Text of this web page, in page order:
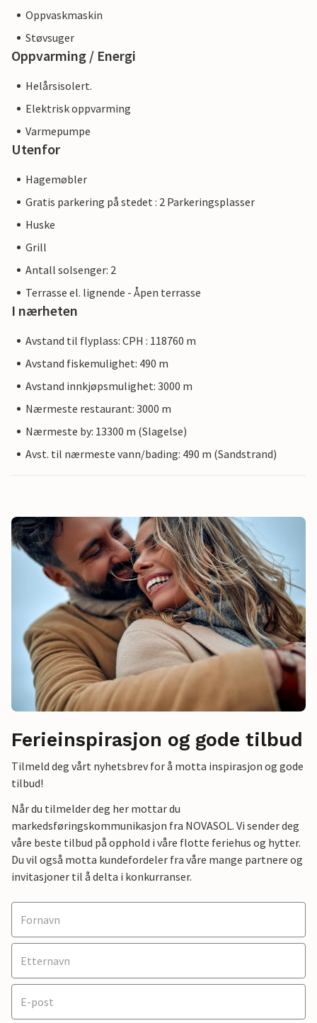
Oppvaskmaskin
Støvsuger
Oppvarming / Energi
Helårsisolert.
Elektrisk oppvarming
Varmepumpe
Utenfor
Hagemøbler
Gratis parkering på stedet : 2 Parkeringsplasser
Huske
Grill
Antall solsenger: 2
Terrasse el. lignende - Åpen terrasse
I nærheten
Avstand til flyplass: CPH : 118760 m
Avstand fiskemulighet: 490 m
Avstand innkjøpsmulighet: 3000 m
Nærmeste restaurant: 3000 m
Nærmeste by: 13300 m (Slagelse)
Avst. til nærmeste vann/bading: 490 m (Sandstrand)
Ferieinspirasjon og gode tilbud
Tilmeld deg vårt nyhetsbrev for å motta inspirasjon og gode
tilbud!
Når du tilmelder deg her mottar du
markedsføringskommunikasjon fra NOVASOL. Vi sender deg
våre beste tilbud på opphold i våre flotte feriehus og hytter.
Du vil også motta kundefordeler fra våre mange partnere og
invitasjoner til å delta i konkurranser.